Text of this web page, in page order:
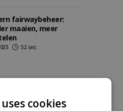
fairwaybeheer:
maaien, meer
52 sec
efficiëntie en
cookies